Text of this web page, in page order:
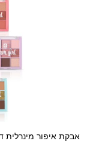
אבקת איפור מינרלית